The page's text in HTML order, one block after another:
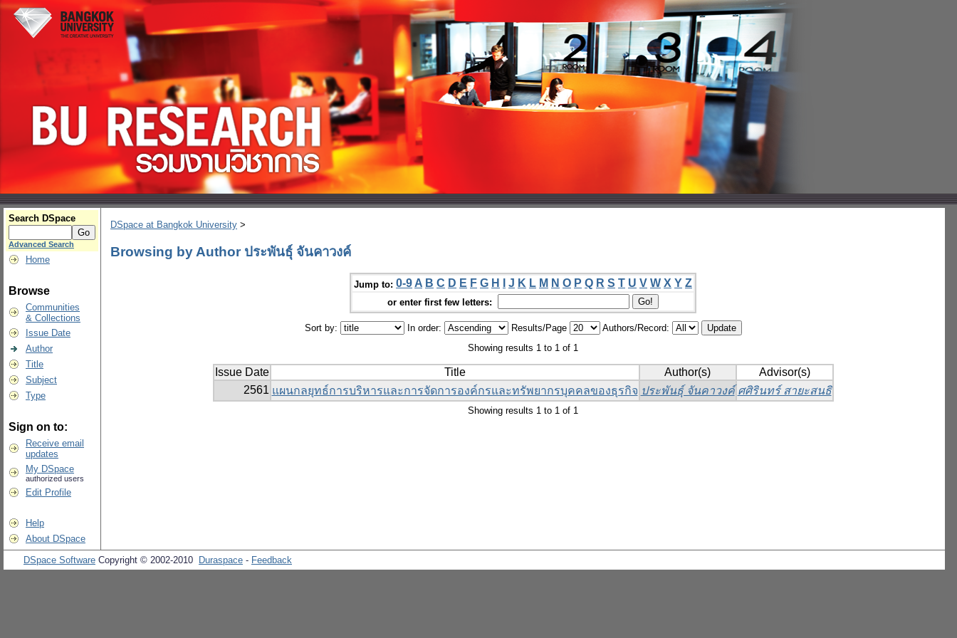
Search DSpace
Advanced Search
Home
Browse
Communities
& Collections
Issue Date
Author
Title
Subject
Type
Sign on to:
Receive email
updates
My DSpace
authorized users
Edit Profile
Help
About DSpace
DSpace at Bangkok University >
Browsing by Author ประพันธุ์ จันคาวงค์
Jump to: 0-9 A B C D E F G H J K L M N O P Q R S T U V W X Y Z
or enter first few letters:
Sort by: In order: Results/Page
Authors/Record:
Showing results 1 to 1 of 1
Issue Date Title Author(s)
Advisor(s)
2561 แผนกลยุทธ์การบริหารและการจัดการองค์กรและทรัพยากรบุคคลของธุรกิจ ประพันธุ์ จันคาวงค์ ศศิรินทร์ สายะสนธิ
Showing results 1 to 1 of 1
DSpace Software Copyright © 2002-2010 Duraspace - Feedback